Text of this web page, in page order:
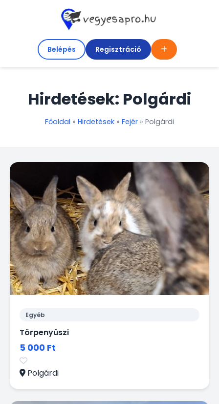
Belépés Regisztráció
Hirdetések: Polgárdi
Főoldal » Hirdetések » Fejér » Polgárdi
Egyéb
Törpenyúszi
5 000 Ft
Polgárdi